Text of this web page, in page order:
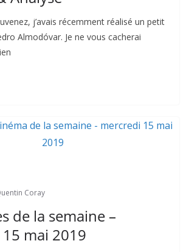
j’avais récemment réalisé un petit
Almodóvar. Je ne vous cacherai
Coray
de la semaine –
mai 2019